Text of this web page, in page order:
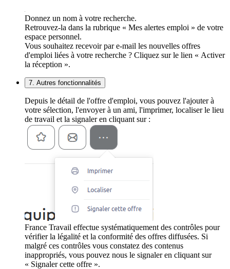
Donnez un nom à votre recherche.
Retrouvez-la dans la rubrique « Mes alertes emploi » de votre
espace personnel.
Vous souhaitez recevoir par e-mail les nouvelles offres
d'emploi liées à votre recherche ? Cliquez sur le lien « Activer
la réception ».
7. Autres fonctionnalités
Depuis le détail de l'offre d'emploi, vous pouvez l'ajouter à
votre sélection, l'envoyer à un ami, l'imprimer, localiser le lieu
de travail et la signaler en cliquant sur :
France Travail effectue systématiquement des contrôles pour
vérifier la légalité et la conformité des offres diffusées. Si
malgré ces contrôles vous constatez des contenus
inappropriés, vous pouvez nous le signaler en cliquant sur
« Signaler cette offre ».